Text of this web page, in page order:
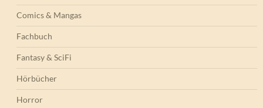
Comics & Mangas
Fachbuch
Fantasy & SciFi
Hörbücher
Horror